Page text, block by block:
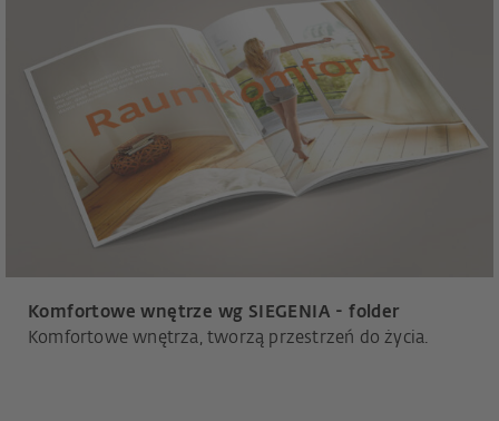
Komfortowe wnętrze wg SIEGENIA - folder
Komfortowe wnętrza, tworzą przestrzeń do życia.